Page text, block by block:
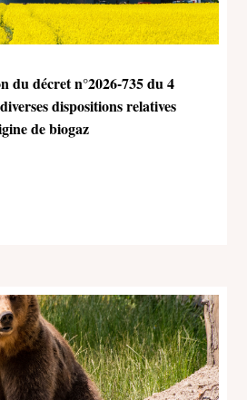
du décret n°2026-735 du 4
dispositions relatives
de biogaz